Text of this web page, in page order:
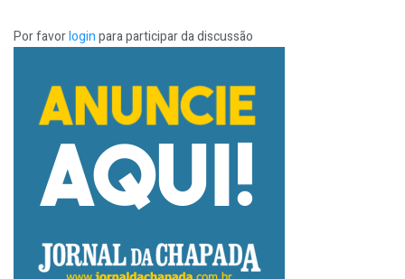
Por favorloginpara participar da discussão